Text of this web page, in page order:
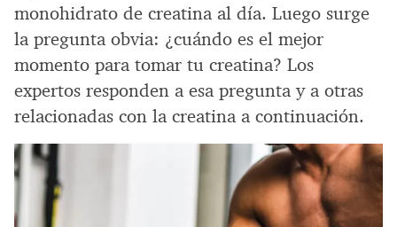
monohidrato de creatina al día. Luego surge
la pregunta obvia: ¿cuándo es el mejor
momento para tomar tu creatina? Los
expertos responden a esa pregunta y a otras
relacionadas con la creatina a continuación.